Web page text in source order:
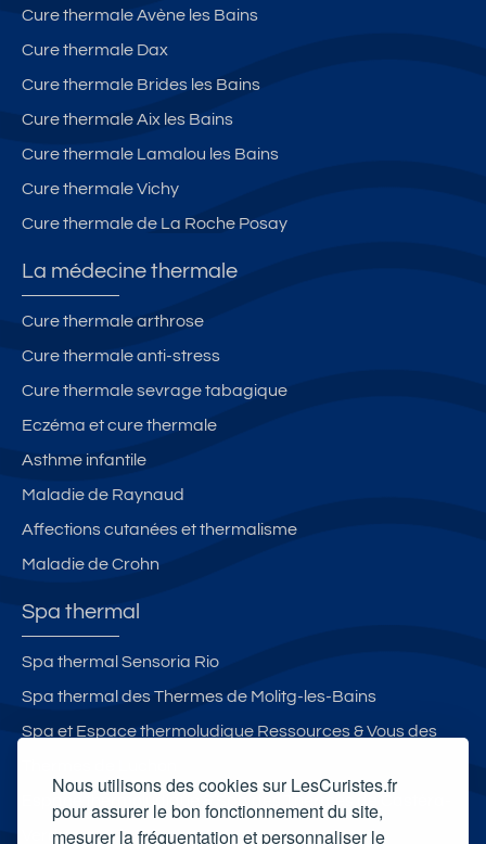
Nous utilisons des cookies sur LesCuristes.fr
pour assurer le bon fonctionnement du site,
mesurer la fréquentation et personnaliser le
Cure thermale Avène les Bains
Cure thermale Dax
Cure thermale Brides les Bains
Cure thermale Aix les Bains
Cure thermale Lamalou les Bains
Cure thermale Vichy
Cure thermale de La Roche Posay
La médecine thermale
Cure thermale arthrose
Cure thermale anti-stress
Cure thermale sevrage tabagique
Eczéma et cure thermale
Asthme infantile
Maladie de Raynaud
Affections cutanées et thermalisme
Maladie de Crohn
Spa thermal
Spa thermal Sensoria Rio
Spa thermal des Thermes de Molitg-les-Bains
Spa et Espace thermoludique Ressources & Vous des
Verduzan